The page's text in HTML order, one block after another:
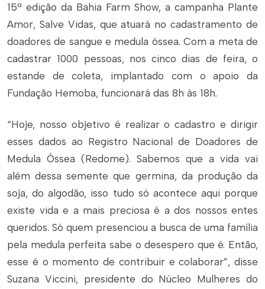
15ª edição da Bahia Farm Show, a campanha Plante
Amor, Salve Vidas, que atuará no cadastramento de
doadores de sangue e medula óssea. Com a meta de
cadastrar 1000 pessoas, nos cinco dias de feira, o
estande de coleta, implantado com o apoio da
Fundação Hemoba, funcionará das 8h às 18h.
“Hoje, nosso objetivo é realizar o cadastro e dirigir
esses dados ao Registro Nacional de Doadores de
Medula Óssea (Redome). Sabemos que a vida vai
além dessa semente que germina, da produção da
soja, do algodão, isso tudo só acontece aqui porque
existe vida e a mais preciosa é a dos nossos entes
queridos. Só quem presenciou a busca de uma família
pela medula perfeita sabe o desespero que é. Então,
esse é o momento de contribuir e colaborar”, disse
Suzana Viccini, presidente do Núcleo Mulheres do